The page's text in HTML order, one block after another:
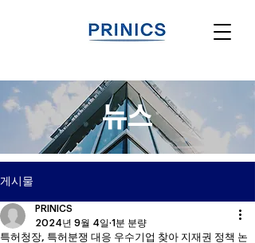
뉴스
게시물
특허청장, 특허분쟁 대응 우수기업 찾아 지재권 정책 논
PRINICS
2024년 9월 4일 1분 분량